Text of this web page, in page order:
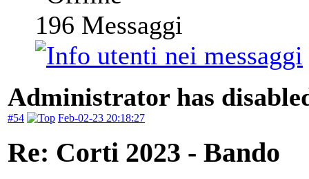
196 Messaggi
Administrator has
#54 Feb-02-23 20:18:27
Re: Corti 2023 - Bando